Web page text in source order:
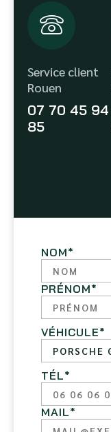
Service client
Rouen
07 70 45 94
85
NOM*
PRÉNOM*
VÉHICULE*
TÉL*
MAIL*